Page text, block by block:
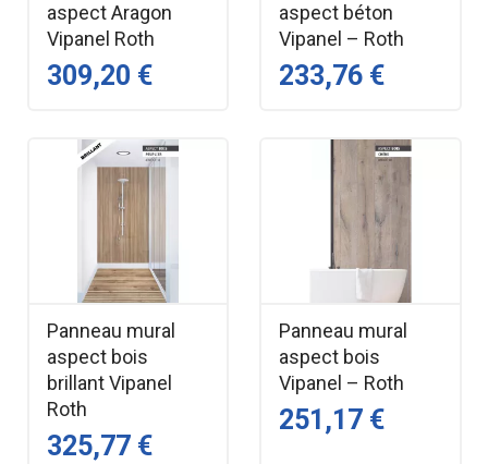
aspect Aragon
Vipanel Roth
309,20 €
aspect béton
Vipanel – Roth
233,76 €
Panneau mural
aspect bois
brillant Vipanel
Roth
325,77 €
Panneau mural
aspect bois
Vipanel – Roth
251,17 €